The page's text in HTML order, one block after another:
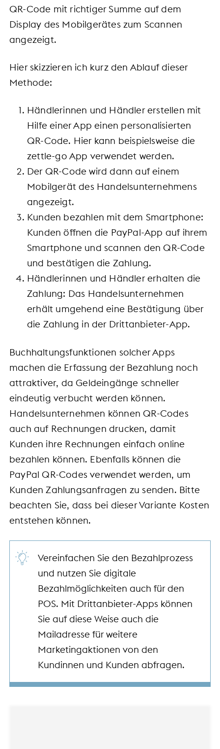
QR-Code mit richtiger Summe auf dem
Display des Mobilgerätes zum Scannen
angezeigt.
Hier skizzieren ich kurz den Ablauf dieser
Methode:
Händlerinnen und Händler erstellen mit
Hilfe einer App einen personalisierten
QR-Code. Hier kann beispielsweise die
zettle-go App verwendet werden.
Der QR-Code wird dann auf einem
Mobilgerät des Handelsunternehmens
angezeigt.
Kunden bezahlen mit dem Smartphone:
Kunden öffnen die PayPal-App auf ihrem
Smartphone und scannen den QR-Code
und bestätigen die Zahlung.
Händlerinnen und Händler erhalten die
Zahlung: Das Handelsunternehmen
erhält umgehend eine Bestätigung über
die Zahlung in der Drittanbieter-App.
Buchhaltungsfunktionen solcher Apps
machen die Erfassung der Bezahlung noch
attraktiver, da Geldeingänge schneller
eindeutig verbucht werden können.
Handelsunternehmen können QR-Codes
auch auf Rechnungen drucken, damit
Kunden ihre Rechnungen einfach online
bezahlen können. Ebenfalls können die
PayPal QR-Codes verwendet werden, um
Kunden Zahlungsanfragen zu senden. Bitte
beachten Sie, dass bei dieser Variante Kosten
entstehen können.
Vereinfachen Sie den Bezahlprozess
und nutzen Sie digitale
Bezahlmöglichkeiten auch für den
POS. Mit Drittanbieter-Apps können
Sie auf diese Weise auch die
Mailadresse für weitere
Marketingaktionen von den
Kundinnen und Kunden abfragen.